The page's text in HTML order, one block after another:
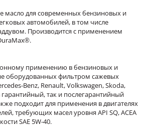
масло для современных бензиновых и
автомобилей, в том числе
Производится с применением
применению в бензиновых и
оборудованных фильтром сажевых
Benz, Renault, Volkswagen, Skoda,
гарантийный, так и послегарантийный
подходит для применения в двигателях
требующих масел уровня API SQ, ACEA
SAE 5W-40.